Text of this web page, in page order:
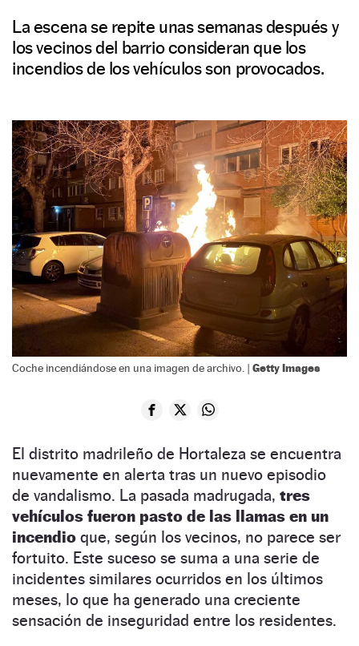
La escena se repite unas semanas después y
los vecinos del barrio consideran que los
incendios de los vehículos son provocados.
Coche incendiándose en una imagen de archivo. | Getty Images
El distrito madrileño de Hortaleza se encuentra
nuevamente en alerta tras un nuevo episodio
de vandalismo. La pasada madrugada, tres
vehículos fueron pasto de las llamas en un
incendio que, según los vecinos, no parece ser
fortuito. Este suceso se suma a una serie de
incidentes similares ocurridos en los últimos
meses, lo que ha generado una creciente
sensación de inseguridad entre los residentes.